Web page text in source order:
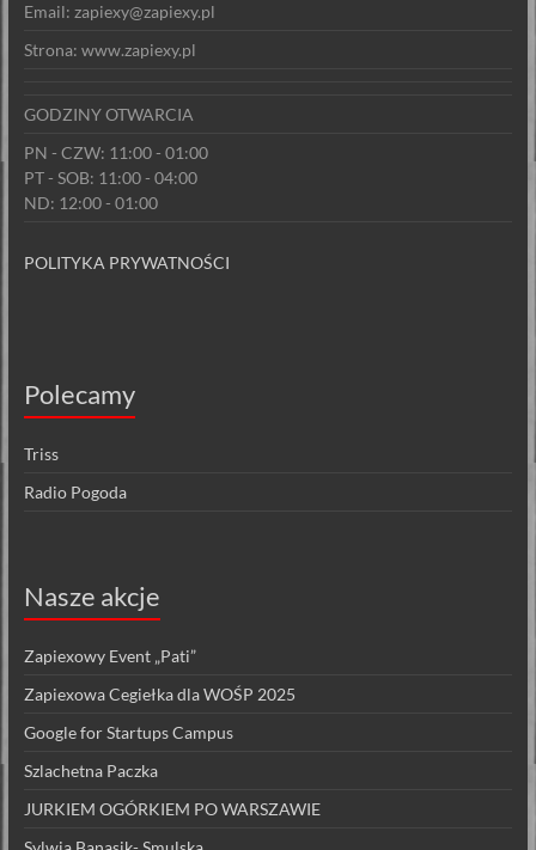
Email: zapiexy@zapiexy.pl
Strona: www.zapiexy.pl
GODZINY OTWARCIA
PN - CZW: 11:00 - 01:00
PT - SOB: 11:00 - 04:00
ND: 12:00 - 01:00
POLITYKA PRYWATNOŚCI
Polecamy
Triss
Radio Pogoda
Nasze akcje
Zapiexowy Event „Pati”
Zapiexowa Cegiełka dla WOŚP 2025
Google for Startups Campus
Szlachetna Paczka
JURKIEM OGÓRKIEM PO WARSZAWIE